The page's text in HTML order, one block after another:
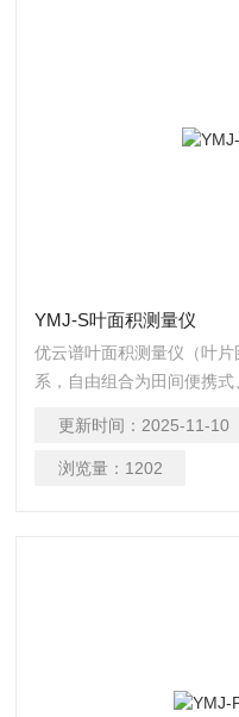
YMJ-S叶面积测量仪
优云谱叶面积测量仪（叶
系，自由组合为田间便携
图形并运用专业软件精确
泛运用于植物生理学、植
更新时间： 2025-11-10
浏览量： 1202